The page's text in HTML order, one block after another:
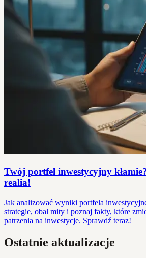
Twój portfel inwestycyjny
realia!
Jak analizować wyniki portfela
strategie, obal mity i poznaj fakty, które
patrzenia na inwestycje. Sprawdź teraz!
Ostatnie aktualizacje